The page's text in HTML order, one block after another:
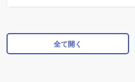
全て開く